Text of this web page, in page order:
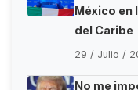
México en
del Caribe
29 / Julio /
No me